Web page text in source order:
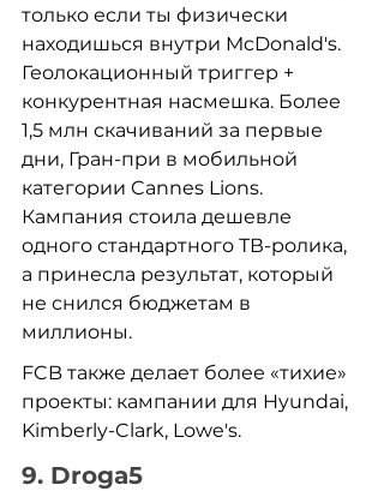
только если ты физически
находишься внутри McDonald's.
Геолокационный триггер +
конкурентная насмешка. Более
1,5 млн скачиваний за первые
дни, Гран-при в мобильной
категории Cannes Lions.
Кампания стоила дешевле
одного стандартного ТВ-ролика,
а принесла результат, который
не снился бюджетам в
миллионы.
FCB также делает более «тихие»
проекты: кампании для Hyundai,
Kimberly-Clark, Lowe's.
9. Droga5